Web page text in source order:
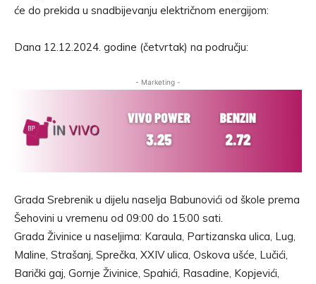
će do prekida u snadbijevanju električnom energijom:
Dana 12.12.2024. godine (četvrtak) na području:
- Marketing -
Grada Srebrenik u dijelu naselja Babunovići od škole prema
Šehovini u vremenu od 09:00 do 15:00 sati.
Grada Živinice u naseljima: Karaula, Partizanska ulica, Lug,
Maline, Strašanj, Sprečka, XXIV ulica, Oskova ušće, Lučići,
Barički gaj, Gornje Živinice, Spahići, Rasadine, Kopjevići,